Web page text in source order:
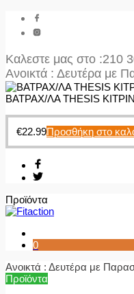
Καλεστε μας στο :210
Ανοικτά : Δευτέρα με
ΒΑΤΡΑΧ/ΛΑ THESIS
€22.99Προσθήκη στο
Προϊόντα
0
Ανοικτά : Δευτέρα με
Προϊόντα